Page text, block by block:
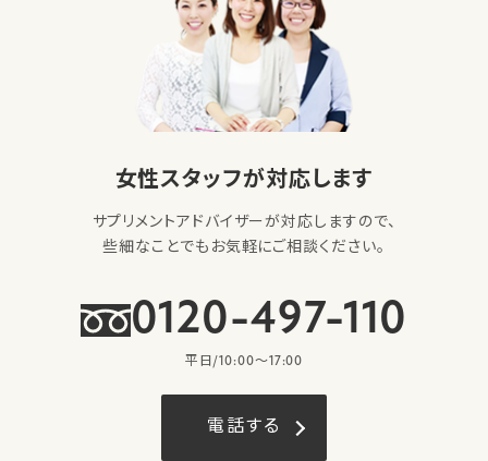
女性スタッフが対応します
サプリメントアドバイザーが対応しますので、
些細なことでもお気軽にご相談ください。
0120-497-110
平日/10:00〜17:00
電話する